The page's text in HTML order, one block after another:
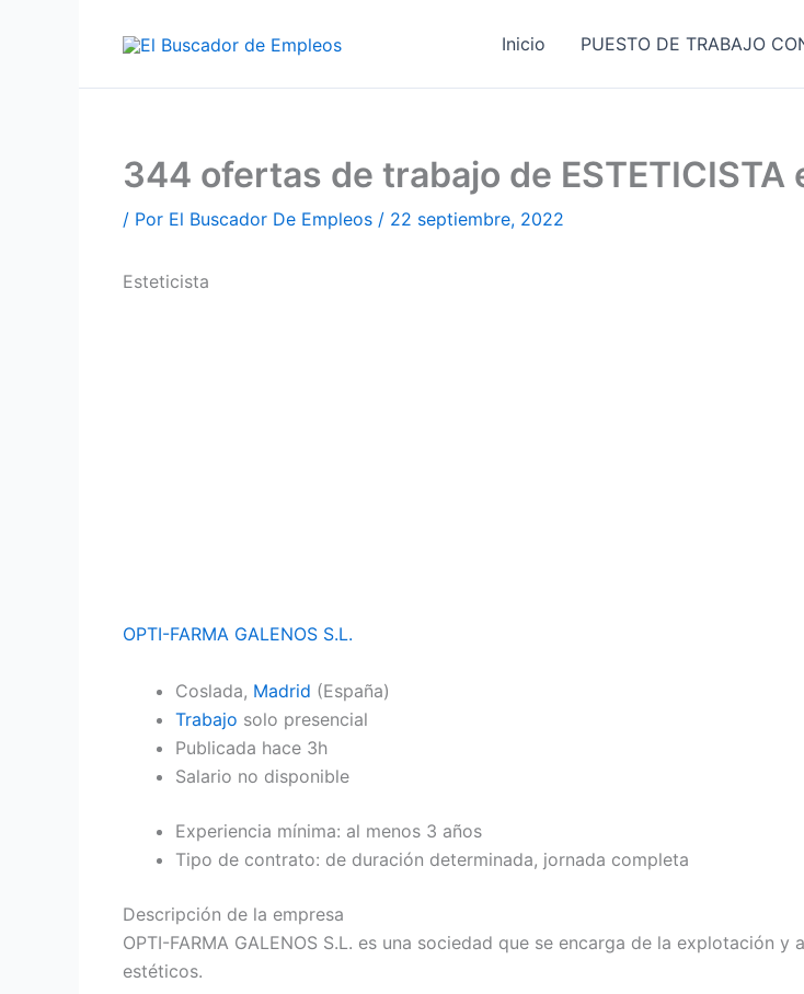
Inicio PUESTO DE TRABAJO
344 ofertas de trabajo de ESTETICISTA
/ Por El Buscador De Empleos / 22 septiembre, 2022
Esteticista
OPTI-FARMA GALENOS S.L.
Coslada, Madrid (España)
Trabajo solo presencial
Publicada hace 3h
Salario no disponible
Experiencia mínima: al menos 3 años
Tipo de contrato: de duración determinada, jornada completa
Descripción de la empresa
OPTI-FARMA GALENOS S.L. es una sociedad que se encarga de la explotación
estéticos.